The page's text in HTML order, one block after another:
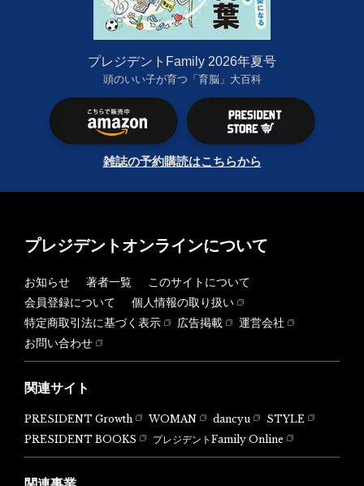
プレジデントFamily 2026年夏号
頭のいい子が育つ「育脳」大百科
雑誌の予約購読はこちらから
プレジデントオンラインについて
お知らせ 著者一覧
このサイトについて
会員登録について
個人情報の取り扱い
特定商取引法に基づく表示
広告掲載
運営会社
お問い合わせ
関連サイト
PRESIDENT Growth WOMAN dancyu
STYLE
PRESIDENT BOOKS
プレジデントFamily Online